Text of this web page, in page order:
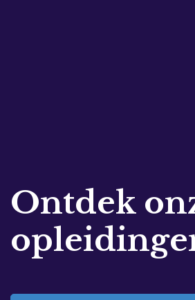
Ontdek